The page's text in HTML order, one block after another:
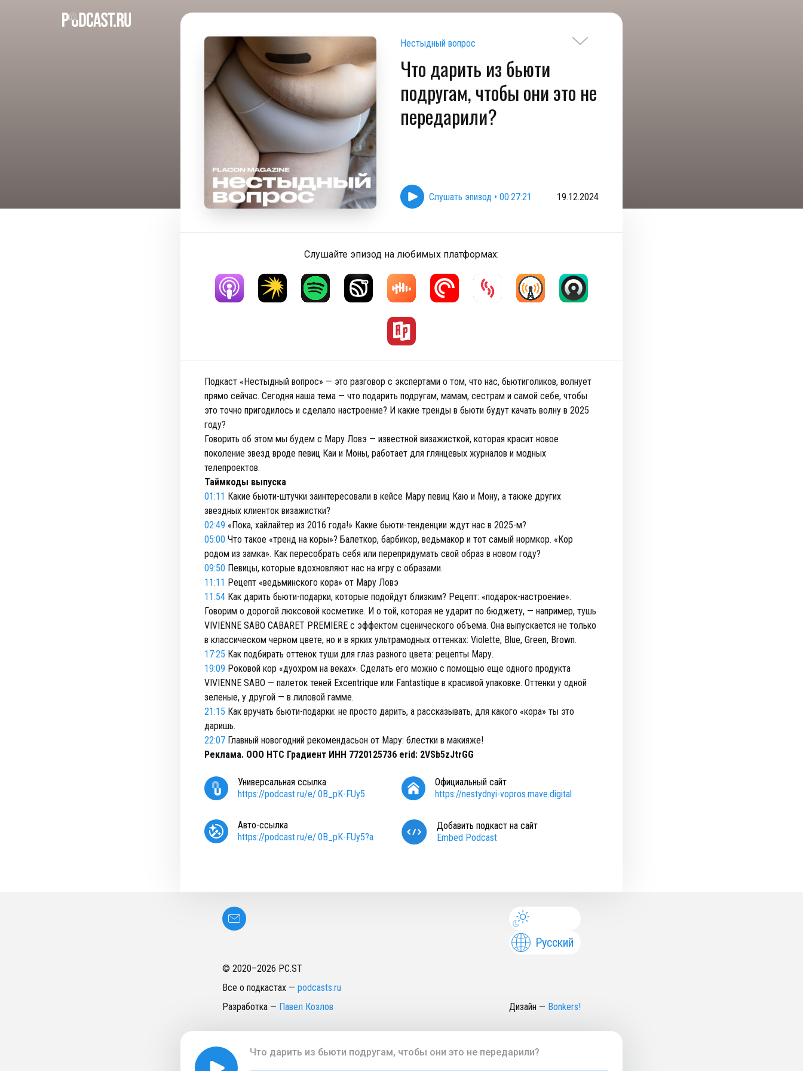
Нестыдный вопрос
Что дарить из бьюти
подругам, чтобы они это не
передарили?
Слушать эпизод • 00:27:21 19.12.2024
Слушайте эпизод на любимых платформах:
Подкаст «Нестыдный вопрос» — это разговор с экспертами о том, что нас, бьютиголиков, волнует
прямо сейчас. Сегодня наша тема — что подарить подругам, мамам, сестрам и самой себе, чтобы
это точно пригодилось и сделало настроение? И какие тренды в бьюти будут качать волну в 2025
году?
Говорить об этом мы будем с Мару Ловэ — известной визажисткой, которая красит новое
поколение звезд вроде певиц Каи и Моны, работает для глянцевых журналов и модных
телепроектов.
Таймкоды выпуска
01:11 Какие бьюти-штучки заинтересовали в кейсе Мару певиц Каю и Мону, а также других
звездных клиенток визажистки?
02:49 «Пока, хайлайтер из 2016 года!» Какие бьюти-тенденции ждут нас в 2025-м?
05:00 Что такое «тренд на коры»? Балеткор, барбикор, ведьмакор и тот самый нормкор. «Кор
родом из замка». Как пересобрать себя или перепридумать свой образ в новом году?
09:50 Певицы, которые вдохновляют нас на игру с образами.
11:11 Рецепт «ведьминского кора» от Мару Ловэ
11:54 Как дарить бьюти-подарки, которые подойдут близким? Рецепт: «подарок-настроение».
Говорим о дорогой люксовой косметике. И о той, которая не ударит по бюджету, — например, тушь
VIVIENNE SABO CABARET PREMIERE с эффектом сценического объема. Она выпускается не только
в классическом черном цвете, но и в ярких ультрамодных оттенках: Violette, Blue, Green, Brown.
17:25 Как подбирать оттенок туши для глаз разного цвета: рецепты Мару.
19:09 Роковой кор «дуохром на веках». Сделать его можно с помощью еще одного продукта
VIVIENNE SABO — палеток теней Excentrique или Fantastique в красивой упаковке. Оттенки у одной
зеленые, у другой — в лиловой гамме.
21:15 Как вручать бьюти-подарки: не просто дарить, а рассказывать, для какого «кора» ты это
даришь.
22:07 Главный новогодний рекомендасьон от Мару: блестки в макияже!
Реклама. ООО НТС Градиент ИНН 7720125736 erid: 2VSb5zJtrGG
Универсальная ссылка
https://podcast.ru/e/.0B_pK-FUy5
Официальный сайт
https://nestydnyi-vopros.mave.digital
Авто-ссылка
https://podcast.ru/e/.0B_pK-FUy5?a
Добавить подкаст на сайт
Embed Podcast
Русский
© 2020–2026 PC.ST
Все о подкастах — podcasts.ru
Разработка — Павел Козлов Дизайн — Bonkers!
Что дарить из бьюти подругам, чтобы они это не передарили?